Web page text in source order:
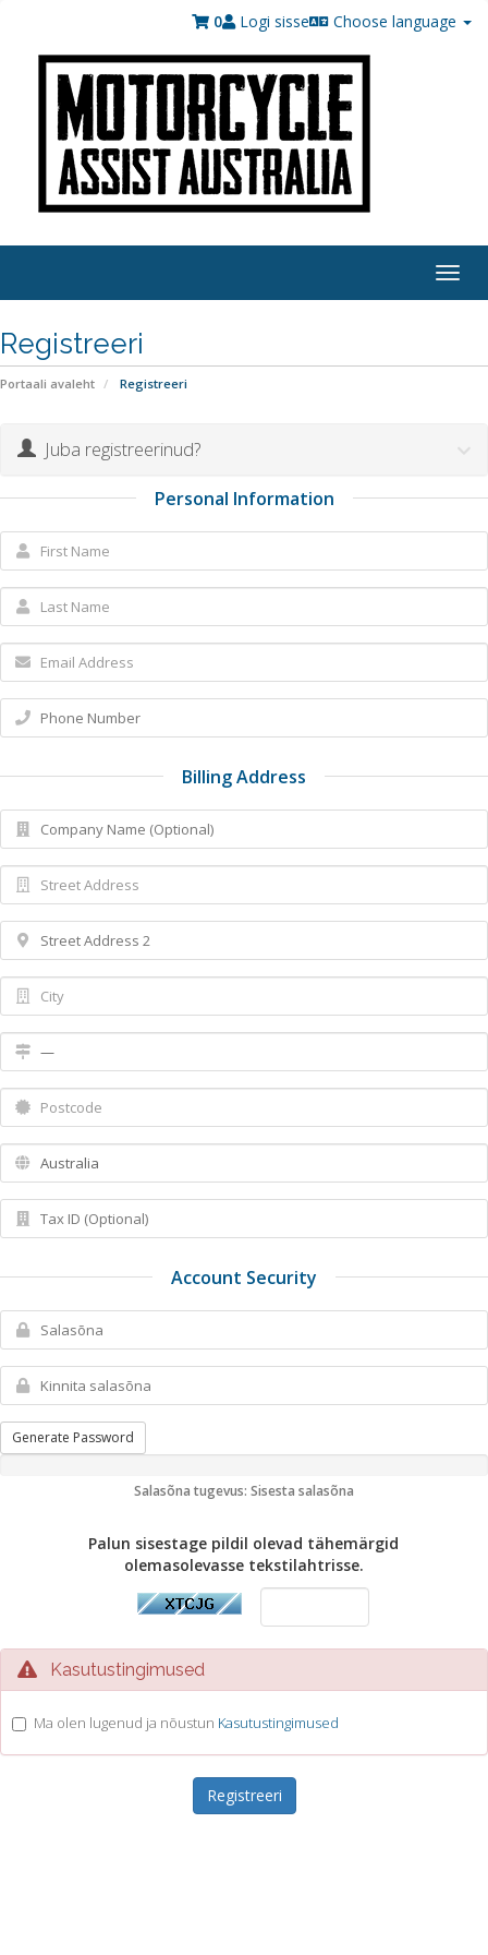
Choose language
Logi sisse
0
Registreeri
Portaali avaleht Registreeri
Juba registreerinud?
Personal Information
Billing Address
Account Security
Generate Password
Salasõna tugevus: Sisesta salasõna
Palun sisestage pildil olevad tähemärgid
olemasolevasse tekstilahtrisse.
Kasutustingimused
Ma olen lugenud ja nõustun Kasutustingimused